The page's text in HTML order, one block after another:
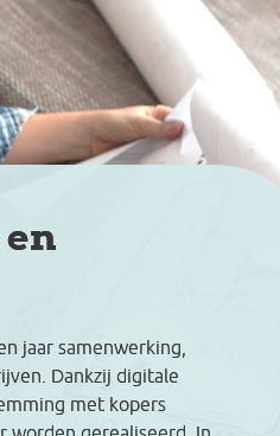
jaar samenwerking,
Dankzij digitale
met kopers